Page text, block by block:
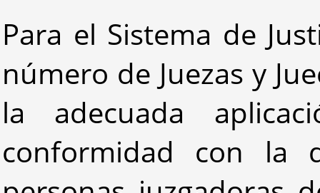
Para el Sistema de
número de Juezas y
la adecuada
conformidad con la